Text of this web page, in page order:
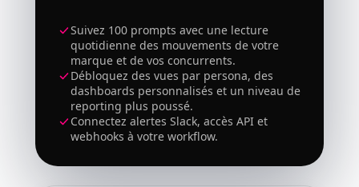
Suivez 100 prompts avec une lecture
quotidienne des mouvements de votre
marque et de vos concurrents.
Débloquez des vues par persona, des
dashboards personnalisés et un niveau de
reporting plus poussé.
Connectez alertes Slack, accès API et
webhooks à votre workflow.